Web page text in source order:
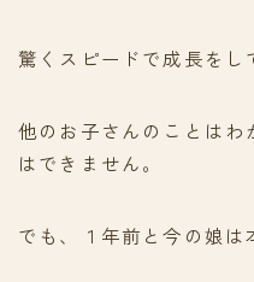
驚くスピードで成長をし
他のお子さんのことはわ
はできません。
でも、１年前と今の娘は